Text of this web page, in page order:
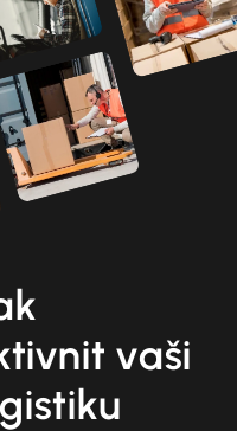
vaši